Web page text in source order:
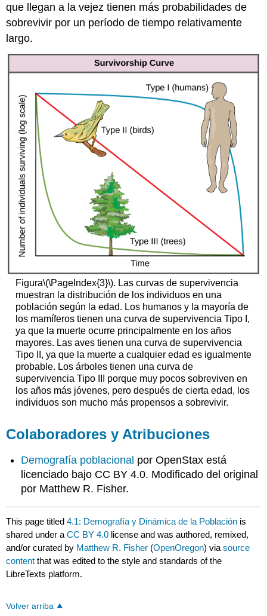
que llegan a la vejez tienen más probabilidades de
sobrevivir por un período de tiempo relativamente
largo.
Figura\(\PageIndex{3}\). Las curvas de supervivencia
muestran la distribución de los individuos en una
población según la edad. Los humanos y la mayoría de
los mamíferos tienen una curva de supervivencia Tipo I,
ya que la muerte ocurre principalmente en los años
mayores. Las aves tienen una curva de supervivencia
Tipo II, ya que la muerte a cualquier edad es igualmente
probable. Los árboles tienen una curva de
supervivencia Tipo III porque muy pocos sobreviven en
los años más jóvenes, pero después de cierta edad, los
individuos son mucho más propensos a sobrevivir.
Colaboradores y Atribuciones
Demografía poblacional por OpenStax está
licenciado bajo CC BY 4.0. Modificado del original
por Matthew R. Fisher.
This page titled4.1: Demografía y Dinámica de la Población is
shared under aCC BY 4.0 license and was authored, remixed,
and/or curated by Matthew R. Fisher (OpenOregon) viasource
content that was edited to the style and standards of the
LibreTexts platform.
Volver arriba